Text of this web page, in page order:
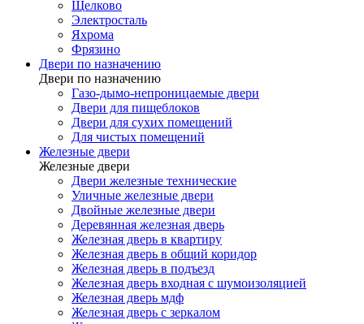
Щелково
Электросталь
Яхрома
Фрязино
Двери по назначению
Двери по назначению
Газо-дымо-непроницаемые двери
Двери для пищеблоков
Двери для сухих помещений
Для чистых помещений
Железные двери
Железные двери
Двери железные технические
Уличные железные двери
Двойные железные двери
Деревянная железная дверь
Железная дверь в квартиру
Железная дверь в общий коридор
Железная дверь в подъезд
Железная дверь входная с шумоизоляцией
Железная дверь мдф
Железная дверь с зеркалом